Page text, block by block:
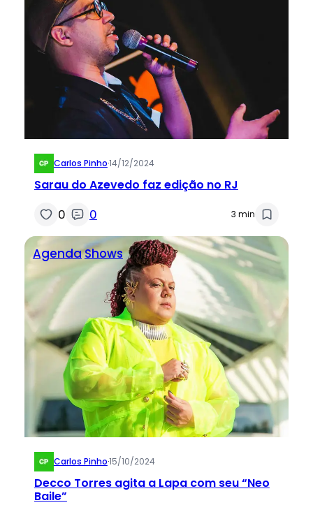
Carlos Pinho·14/12/2024
Sarau do Azevedo faz edição no RJ
0 0 3 min
AgendaShows
Carlos Pinho·15/10/2024
Decco Torres agita a Lapa com seu “Neo
Baile”